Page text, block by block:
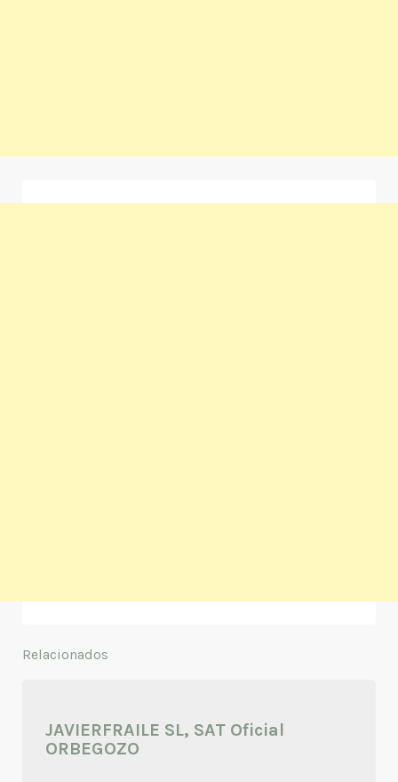
Relacionados
JAVIERFRAILE SL, SAT Oficial
ORBEGOZO